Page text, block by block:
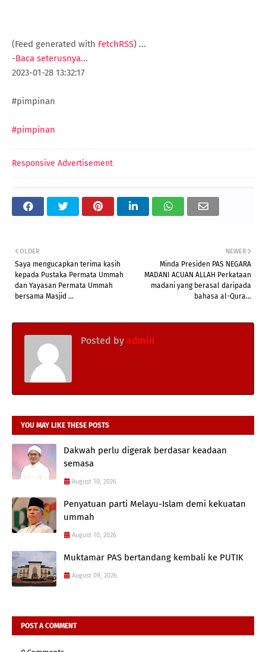
(Feed generated with FetchRSS) ...
-Baca seterusnya...
2023-01-28 13:32:17
#pimpinan
#pimpinan
Responsive Advertisement
NEWER
Minda Presiden PAS NEGARA
MADANI ACUAN ALLAH Perkataan
madani yang berasal daripada
bahasa al-Qura...
OLDER
Saya mengucapkan terima kasih
kepada Pustaka Permata Ummah
dan Yayasan Permata Ummah
bersama Masjid ...
Posted by admin
YOU MAY LIKE THESE POSTS
Dakwah perlu digerak berdasar keadaan
semasa
August 10, 2026
Penyatuan parti Melayu-Islam demi kekuatan
ummah
August 10, 2026
Muktamar PAS bertandang kembali ke PUTIK
August 09, 2026
POST A COMMENT